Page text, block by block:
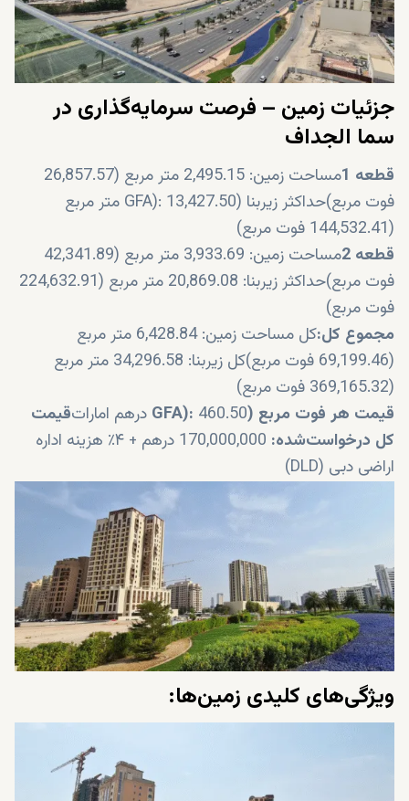
جزئیات زمین – فرصت سرمایه‌گذاری در
سما الجداف
قطعه 1
مساحت زمین: 2,495.15 متر مربع (26,857.57
فوت مربع)حداکثر زیربنا (GFA): 13,427.50 متر مربع
(144,532.41 فوت مربع)
قطعه 2
مساحت زمین: 3,933.69 متر مربع (42,341.89
فوت مربع)حداکثر زیربنا: 20,869.08 متر مربع (224,632.91
فوت مربع)
مجموع کل:
کل مساحت زمین: 6,428.84 متر مربع
(69,199.46 فوت مربع)کل زیربنا: 34,296.58 متر مربع
(369,165.32 فوت مربع)
قیمت هر فوت مربع (GFA):460.50 درهم امارات
قیمت
کل درخواست‌شده:
170,000,000 درهم + ۴٪ هزینه اداره
اراضی دبی (DLD)
ویژگی‌های کلیدی زمین‌ها: